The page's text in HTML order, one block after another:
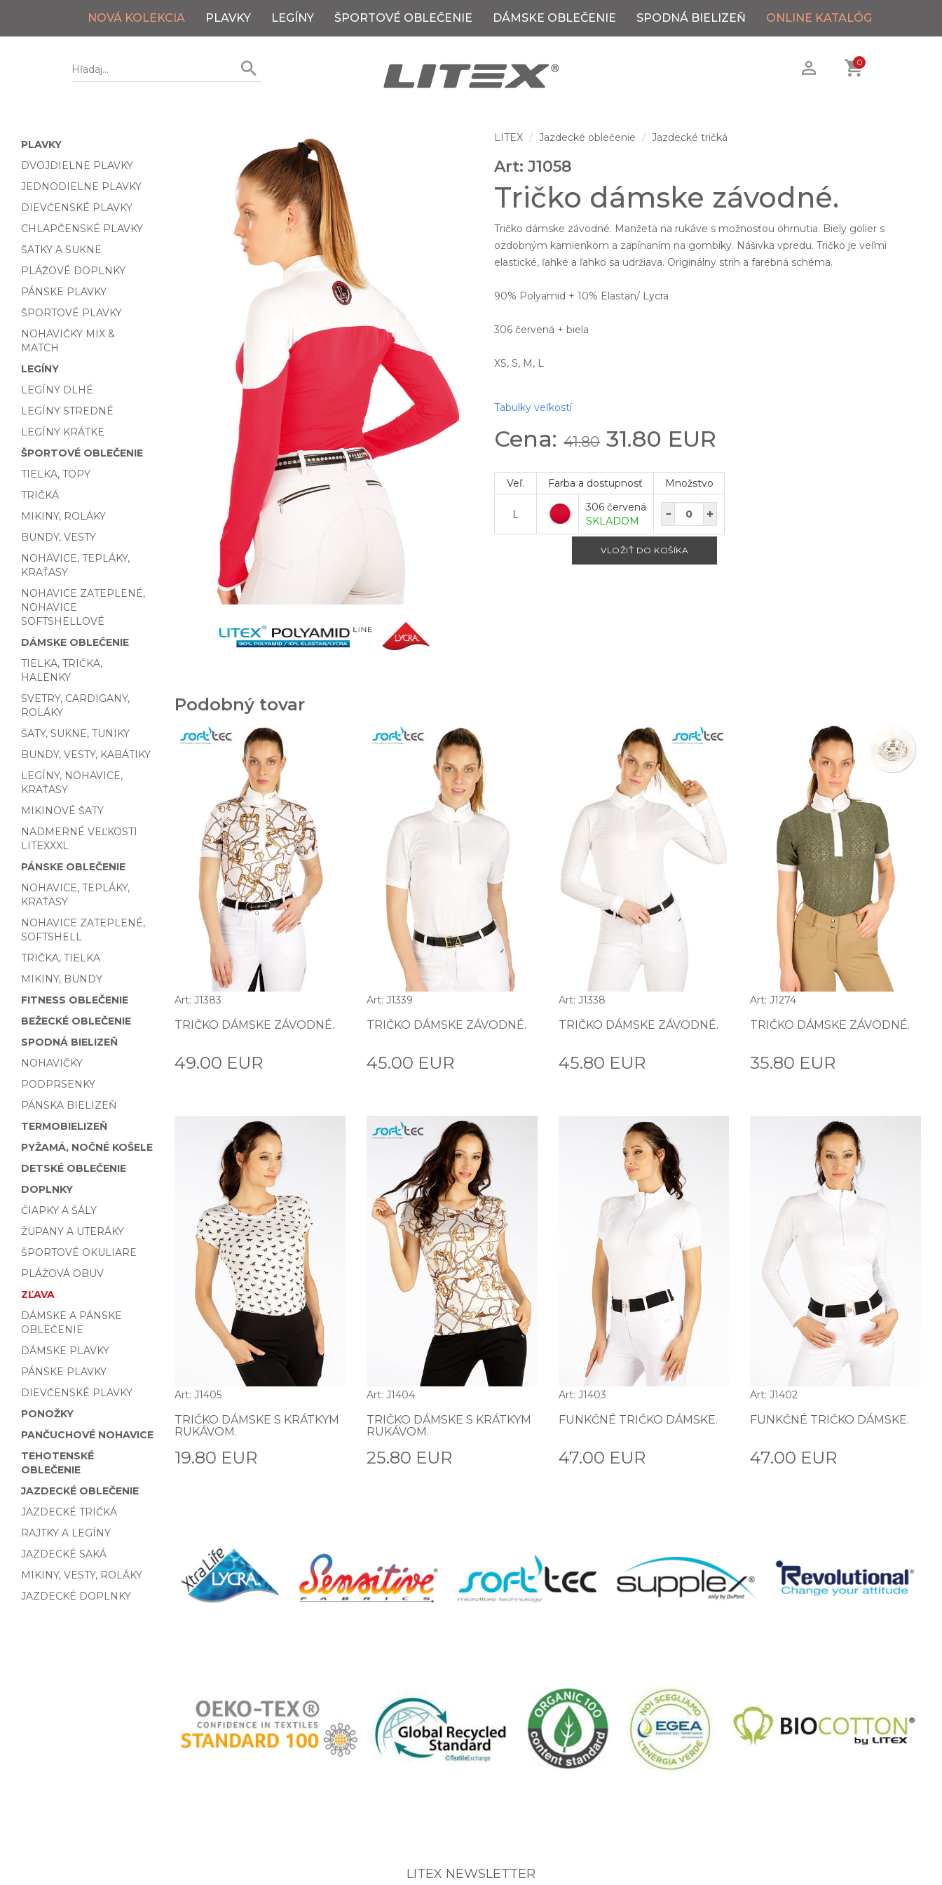
NOVÁ KOLEKCIA PLAVKY LEGÍNY ŠPORTOVÉ OBLEČENIE DÁMSKE OBLEČENIE SPODNÁ BIELIZEŇ ONLINE KATALÓG
0
PLAVKY
DVOJDIELNE PLAVKY
JEDNODIELNE PLAVKY
DIEVČENSKÉ PLAVKY
CHLAPČENSKÉ PLAVKY
ŠATKY A SUKNE
PLÁŽOVÉ DOPLNKY
PÁNSKE PLAVKY
ŠPORTOVÉ PLAVKY
NOHAVIČKY MIX &
MATCH
LEGÍNY
LEGÍNY DLHÉ
LEGÍNY STREDNÉ
LEGÍNY KRÁTKE
ŠPORTOVÉ OBLEČENIE
TIELKA, TOPY
TRIČKÁ
MIKINY, ROLÁKY
BUNDY, VESTY
NOHAVICE, TEPLÁKY,
KRAŤASY
NOHAVICE ZATEPLENÉ,
NOHAVICE
SOFTSHELLOVÉ
DÁMSKE OBLEČENIE
TIELKA, TRIČKA,
HALENKY
SVETRY, CARDIGANY,
ROLÁKY
ŠATY, SUKNE, TUNIKY
BUNDY, VESTY, KABÁTIKY
LEGÍNY, NOHAVICE,
KRAŤASY
MIKINOVÉ ŠATY
NADMERNÉ VEĽKOSTI
LITEXXXL
PÁNSKE OBLEČENIE
NOHAVICE, TEPLÁKY,
KRAŤASY
NOHAVICE ZATEPLENÉ,
SOFTSHELL
TRIČKA, TIELKA
MIKINY, BUNDY
FITNESS OBLEČENIE
BEŽECKÉ OBLEČENIE
SPODNÁ BIELIZEŇ
NOHAVIČKY
PODPRSENKY
PÁNSKA BIELIZEŇ
TERMOBIELIZEŇ
PYŽAMÁ, NOČNÉ KOŠELE
DETSKÉ OBLEČENIE
DOPLNKY
ČIAPKY A ŠÁLY
ŽUPANY A UTERÁKY
ŠPORTOVÉ OKULIARE
PLÁŽOVÁ OBUV
ZĽAVA
DÁMSKE A PÁNSKE
OBLEČENIE
DÁMSKE PLAVKY
PÁNSKE PLAVKY
DIEVČENSKÉ PLAVKY
PONOŽKY
PANČUCHOVÉ NOHAVICE
TEHOTENSKÉ
OBLEČENIE
JAZDECKÉ OBLEČENIE
JAZDECKÉ TRIČKÁ
RAJTKY A LEGÍNY
JAZDECKÉ SAKÁ
MIKINY, VESTY, ROLÁKY
JAZDECKÉ DOPLNKY
LITEX Jazdecké oblečenie Jazdecké tričká
Art: J1058
Tričko dámske závodné.
Tričko dámske závodné. Manžeta na rukáve s možnosťou ohrnutia. Biely golier s
ozdobným kamienkom a zapínaním na gombíky. Nášivka vpredu. Tričko je veľmi
elastické, ľahké a ľahko sa udržiava. Originálny strih a farebná schéma.
90% Polyamid + 10% Elastan/ Lycra
306 červená + biela
XS, S, M, L
Tabulky veľkostí
Cena:41.8031.80 EUR
Veľ. Farba a dostupnosť Množstvo
L
306 červená
SKLADOM
Podobný tovar
Art: J1383
TRIČKO DÁMSKE ZÁVODNÉ.
49.00 EUR
Art: J1339
TRIČKO DÁMSKE ZÁVODNÉ.
45.00 EUR
Art: J1338
TRIČKO DÁMSKE ZÁVODNÉ.
45.80 EUR
Art: J1274
TRIČKO DÁMSKE ZÁVODNÉ.
35.80 EUR
Art: J1405
TRIČKO DÁMSKE S KRÁTKYM
RUKÁVOM.
19.80 EUR
Art: J1404
TRIČKO DÁMSKE S KRÁTKYM
RUKÁVOM.
25.80 EUR
Art: J1403
FUNKČNÉ TRIČKO DÁMSKE.
47.00 EUR
Art: J1402
FUNKČNÉ TRIČKO DÁMSKE.
47.00 EUR
LITEX NEWSLETTER